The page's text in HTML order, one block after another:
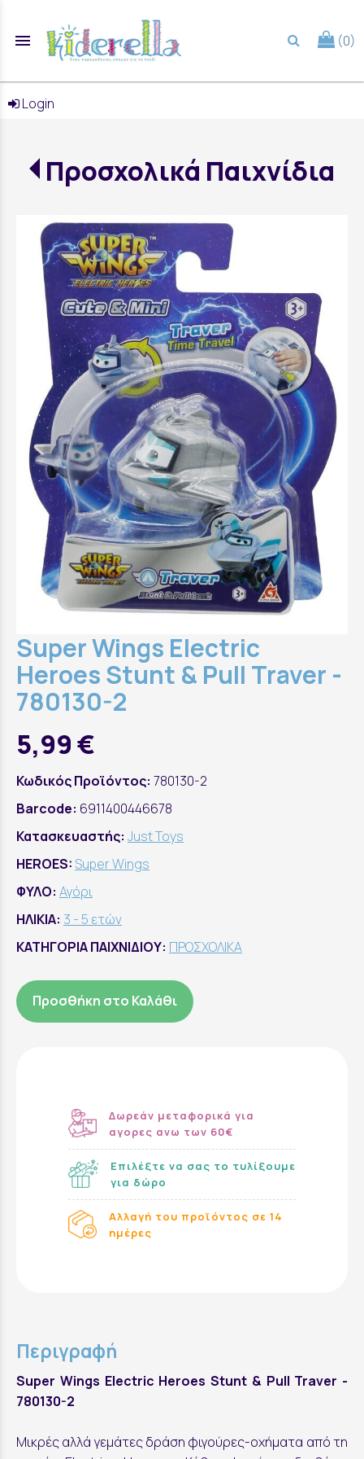
menu (0)
Login
Προσχολικά Παιχνίδια
Super Wings Electric
Heroes Stunt & Pull Traver -
780130-2
5,99 €
Κωδικός Προϊόντος: 780130-2
Barcode: 6911400446678
Κατασκευαστής: Just Toys
HEROES:Super Wings
ΦΥΛΟ: Αγόρι
ΗΛΙΚΙΑ: 3 - 5 ετών
ΚΑΤΗΓΟΡΙΑ ΠΑΙΧΝΙΔΙΟΥ: ΠΡΟΣΧΟΛΙΚΑ
Προσθήκη στο Καλάθι
Δωρεάν μεταφορικά για
αγορες ανω των 60€
Επιλέξτε να σας το τυλίξουμε
για δώρο
Αλλαγή του προϊόντος σε 14
ημέρες
Περιγραφή
Super Wings Electric Heroes Stunt & Pull Traver -
780130-2
Μικρές αλλά γεμάτες δράση φιγούρες-οχήματα από τη